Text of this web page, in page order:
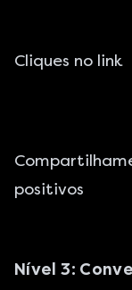
Cliques no link
positivos
Nível 3: